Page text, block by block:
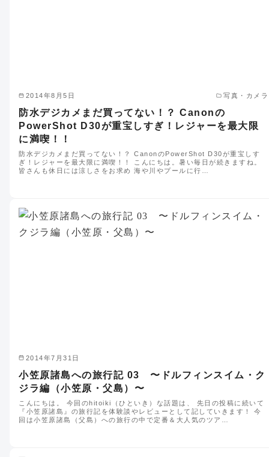
2014年8月5日 写真・カメラ
防水デジカメまだ買ってない！？ Canonの
PowerShot D30が重宝しすぎ！レジャーを最大限
に満喫！！
防水デジカメまだ買ってない！？ CanonのPowerShot D30が重宝しす
ぎ！レジャーを最大限に満喫！！ こんにちは。暑い毎日が続きますね。
皆さんも休日には涼しさをお求め 海や川やプールに行…
2014年7月31日
小笠原諸島への旅行記 03 〜ドルフィンスイム・ク
ジラ編（小笠原・父島）〜
こんにちは。 今回のhitoiki（ひといき）な話題は、 先日の投稿に続いて
『小笠原諸島』の旅行記を体験談やレビューとして記していきます！ 今
回は小笠原諸島（父島）への旅行の中で定番＆大人気のツア…